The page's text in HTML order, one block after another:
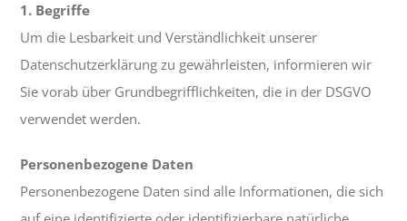
1. Begriffe
Um die Lesbarkeit und Verständlichkeit unserer
Datenschutzerklärung zu gewährleisten, informieren wir
Sie vorab über Grundbegrifflichkeiten, die in der DSGVO
verwendet werden.
Personenbezogene Daten
Personenbezogene Daten sind alle Informationen, die sich